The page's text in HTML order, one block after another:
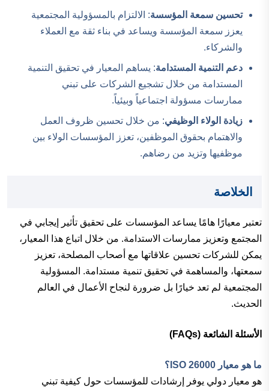
تحسين سمعة المؤسسة: الالتزام بالمسؤولية المجتمعية
يعزز سمعة المؤسسة ويساعد في بناء ثقة مع العملاء
والشركاء.
دعم التنمية المستدامة: يساهم المعيار في تحقيق التنمية
المستدامة من خلال تشجيع الشركات على تبني
ممارسات مسؤولة اجتماعياً وبيئياً.
زيادة الولاء الوظيفي: من خلال تحسين ظروف العمل
والاهتمام بحقوق الموظفين، تعزز المؤسسات الولاء بين
موظفيها وتزيد من رضاهم.
الخلاصة
تعتبر معيارًا هامًا يساعد المؤسسات على تحقيق تأثير إيجابي في
المجتمع وتعزيز ممارسات الاستدامة. من خلال اتباع هذا المعيار،
يمكن للشركات تحسين علاقاتها مع أصحاب المصلحة، تعزيز
سمعتها، والمساهمة في تحقيق تنمية مستدامة. المسؤولية
المجتمعية لم تعد خيارًا بل ضرورة لنجاح الأعمال في العالم
الحديث.
الأسئلة الشائعة (FAQs)
ما هو معيار ISO 26000؟
هو معيار دولي يوفر إرشادات للمؤسسات حول كيفية تبني